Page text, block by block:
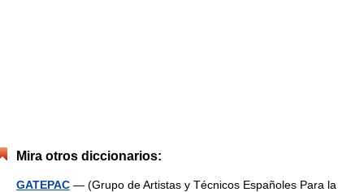
Mira otros diccionarios:
GATEPAC — (Grupo de Artistas y Técnicos Españoles Para la